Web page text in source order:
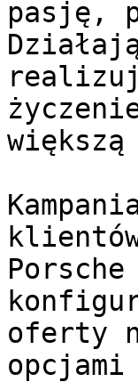
pasję,
większą
oferty